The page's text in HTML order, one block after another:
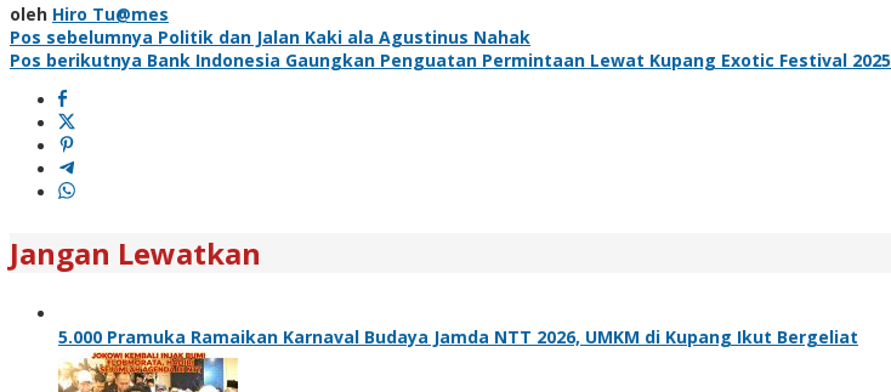
oleh Hiro Tu@mes
Navigasi
pos
Pos sebelumnya Politik dan Jalan Kaki ala Agustinus Nahak
Pos berikutnya Bank Indonesia Gaungkan Penguatan Permintaan Lewat Kupang Exotic Festival 2025
Jangan Lewatkan
5.000 Pramuka Ramaikan Karnaval Budaya Jamda NTT 2026, UMKM di Kupang Ikut Bergeliat